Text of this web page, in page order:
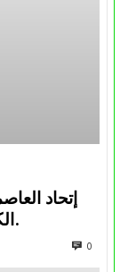
إتحاد
الكونفيدرالية الإفريقية الموسم القادم.
0